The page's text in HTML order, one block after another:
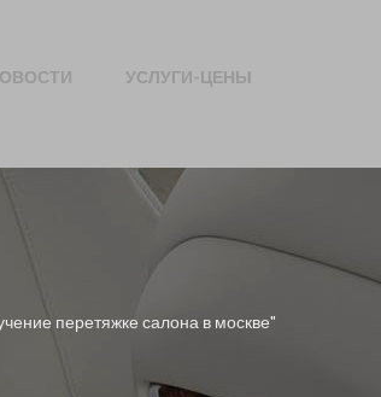
УСЛУГИ-ЦЕНЫ
перетяжке салона в москве"